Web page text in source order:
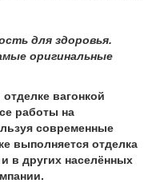
для здоровья.
оригинальные
вагонкой
работы на
современные
выполняется отделка
в других населённых